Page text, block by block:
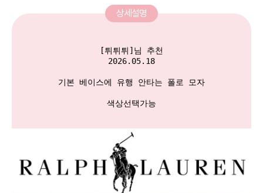
상세설명
[튀튀튀]님 추천
2026.05.18
기본 베이스에 유행 안타는 폴로 모자
색상선택가능